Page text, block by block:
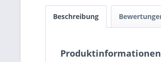
Beschreibung